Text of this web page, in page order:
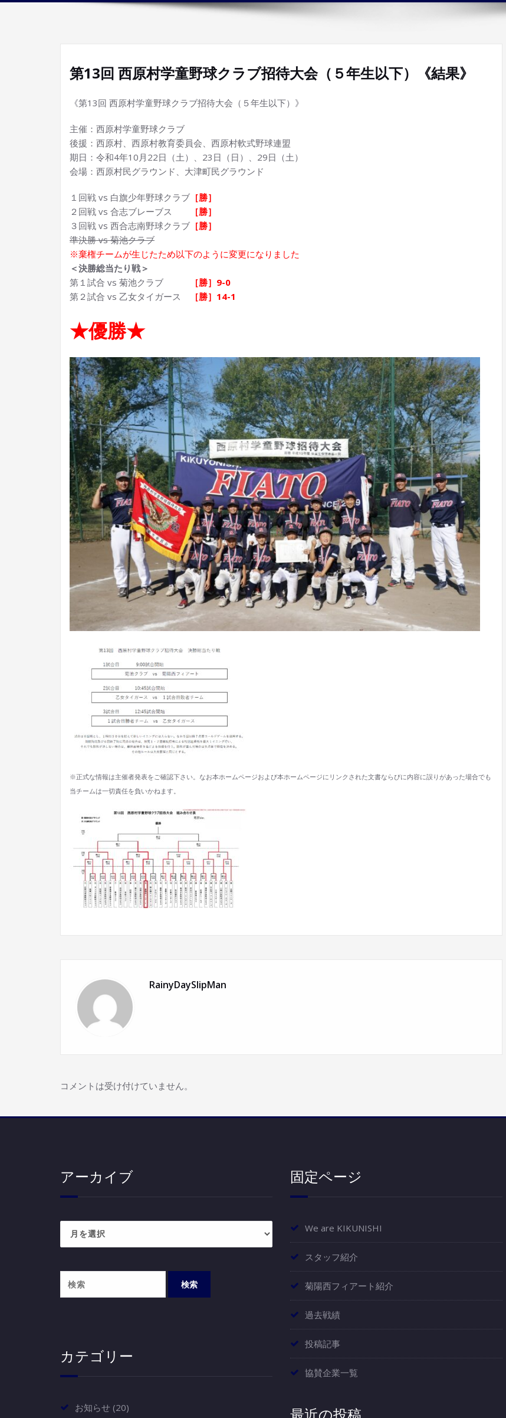
第13回 西原村学童野球クラブ招待大会（５年生以下）《結果》
《第13回 西原村学童野球クラブ招待大会（５年生以下）》
主催：西原村学童野球クラブ
後援：西原村、西原村教育委員会、西原村軟式野球連盟
期日：令和4年10月22日（土）、23日（日）、29日（土）
会場：西原村民グラウンド、大津町民グラウンド
１回戦 vs 白旗少年野球クラブ ［勝］
２回戦 vs 合志ブレーブス
［勝］
３回戦 vs 西合志南野球クラブ ［勝］
準決勝 vs 菊池クラブ
※棄権チームが生じたため以下のように変更になりました
＜決勝総当たり戦＞
第１試合 vs 菊池クラブ
［勝］9-0
第２試合 vs 乙女タイガース
［勝］14-1
★優勝★
※正式な情報は主催者発表をご確認下さい。なお本ホームページおよび本ホームページにリンクされた文書ならびに内容に誤りがあった場合でも
当チームは一切責任を負いかねます。
RainyDaySlipMan
コメントは受け付けていません。
アーカイブ
イ
ブ
カテゴリー
お知らせ (20)
固定ページ
We are KIKUNISHI
スタッフ紹介
菊陽西フィアート紹介
過去戦績
投稿記事
協賛企業一覧
最近の投稿